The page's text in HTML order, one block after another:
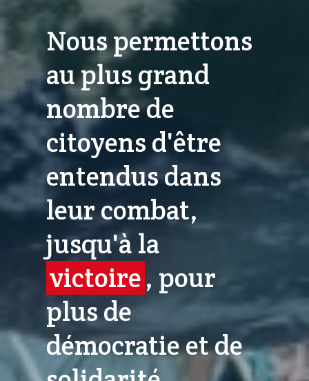
Nous permettons
au plus grand
nombre de
citoyens d'être
entendus dans
leur combat,
jusqu'à la
victoire, pour
plus de
démocratie et de